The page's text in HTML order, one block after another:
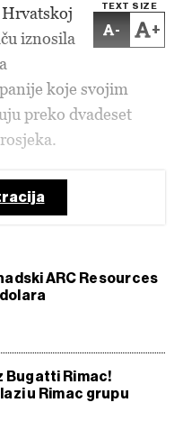
TEXT SIZE
- +
Hrvatskoj
iznosila
koje svojim
preko dvadeset
ARC Resources
Bugatti Rimac!
u Rimac grupu